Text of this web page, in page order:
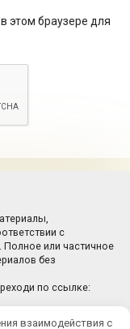
этом браузере для
с
или частичное
без
по ссылке:
взаимодействия с